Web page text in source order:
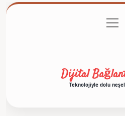
Gizlilikmenüyü
aç
Dijital
Teknolojiyle dolu